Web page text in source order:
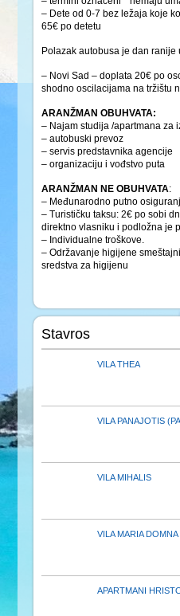
– Dete od 0-7 bez ležaja koje
65€ po detetu
Polazak autobusa je dan
– Novi Sad – doplata 20€ po
shodno oscilacijama na tržištu
ARANŽMAN OBUHVATA:
– Najam studija /apartmana za
– autobuski prevoz
– servis predstavnika agencije
– organizaciju i vođstvo puta
ARANŽMAN NE OBUHVATA:
– Međunarodno putno
– Turističku taksu: 2€ po sobi
direktno vlasniku i podložna je
– Individualne troškove.
– Održavanje higijene
sredstva za higijenu
Stavros
VILA THEA
VILA PANAJOTIS
VILA MIHALIS
VILA MARIA DOMNA
APARTMANI